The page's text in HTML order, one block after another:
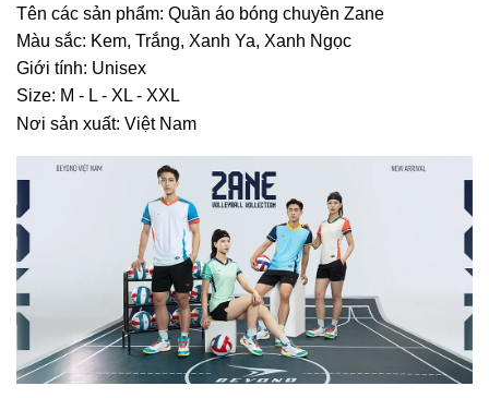
Tên các sản phẩm: Quần áo bóng chuyền Zane
Màu sắc: Kem, Trắng, Xanh Ya, Xanh Ngọc
Giới tính: Unisex
Size: M - L - XL - XXL
Nơi sản xuất: Việt Nam